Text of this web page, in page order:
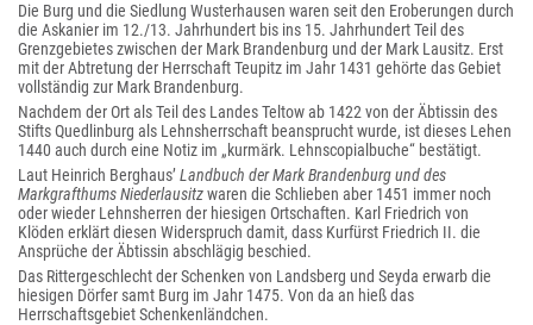
Die Burg und die Siedlung Wusterhausen waren seit den Eroberungen durch
die Askanier im 12./13. Jahrhundert bis ins 15. Jahrhundert Teil des
Grenzgebietes zwischen der Mark Brandenburg und der Mark Lausitz. Erst
mit der Abtretung der Herrschaft Teupitz im Jahr 1431 gehörte das Gebiet
vollständig zur Mark Brandenburg.
Nachdem der Ort als Teil des Landes Teltow ab 1422 von der Äbtissin des
Stifts Quedlinburg als Lehnsherrschaft beansprucht wurde, ist dieses Lehen
1440 auch durch eine Notiz im „kurmärk. Lehnscopialbuche“ bestätigt.
Laut Heinrich Berghaus’Landbuch der Mark Brandenburg und des
Markgrafthums Niederlausitzwaren die Schlieben aber 1451 immer noch
oder wieder Lehnsherren der hiesigen Ortschaften. Karl Friedrich von
Klöden erklärt diesen Widerspruch damit, dass Kurfürst Friedrich II. die
Ansprüche der Äbtissin abschlägig beschied.
Das Rittergeschlecht der Schenken von Landsberg und Seyda erwarb die
hiesigen Dörfer samt Burg im Jahr 1475. Von da an hieß das
Herrschaftsgebiet Schenkenländchen.